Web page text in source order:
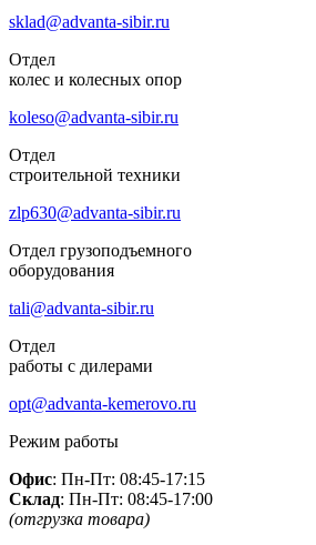
sklad@advanta-sibir.ru
Отдел
колес и колесных опор
koleso@advanta-sibir.ru
Отдел
строительной техники
zlp630@advanta-sibir.ru
Отдел грузоподъемного
оборудования
tali@advanta-sibir.ru
Отдел
работы с дилерами
opt@advanta-kemerovo.ru
Режим работы
Офис: Пн-Пт: 08:45-17:15
Склад: Пн-Пт: 08:45-17:00
(отгрузка товара)